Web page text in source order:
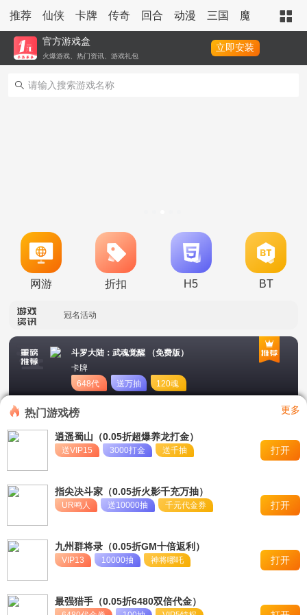
推荐 仙侠 卡牌 传奇 回合 动漫 三国 魔幻 策略
官方游戏盒
火爆游戏、热门资讯、游戏礼包
立即安装
网游 折扣 H5 BT
转游活动
新区首日十倍超值返利
冠名活动
斗罗大陆：武魂觉醒 （免费版）
卡牌
648代
币
送万抽
120魂
币
热门游戏榜 更多
逍遥蜀山（0.05折超爆养龙打金）
送VIP15 3000打金 送千抽 打开
指尖决斗家（0.05折火影千充万抽）
UR鸣人 送10000抽 千元代金券 打开
九州群将录（0.05折GM十倍返利）
VIP13 10000抽 神将哪吒 打开
最强猎手（0.05折6480双倍代金）